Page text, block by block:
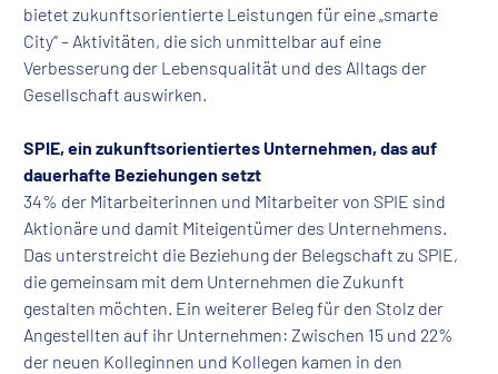
bietet zukunftsorientierte Leistungen für eine „smarte
City“ – Aktivitäten, die sich unmittelbar auf eine
Verbesserung der Lebensqualität und des Alltags der
Gesellschaft auswirken.
SPIE, ein zukunftsorientiertes Unternehmen, das auf
dauerhafte Beziehungen setzt
34% der Mitarbeiterinnen und Mitarbeiter von SPIE sind
Aktionäre und damit Miteigentümer des Unternehmens.
Das unterstreicht die Beziehung der Belegschaft zu SPIE,
die gemeinsam mit dem Unternehmen die Zukunft
gestalten möchten. Ein weiterer Beleg für den Stolz der
Angestellten auf ihr Unternehmen: Zwischen 15 und 22%
der neuen Kolleginnen und Kollegen kamen in den